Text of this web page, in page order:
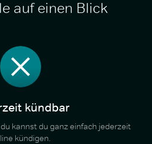
auf einen Blick
kündbar
kannst du ganz einfach jederzeit
kündigen.